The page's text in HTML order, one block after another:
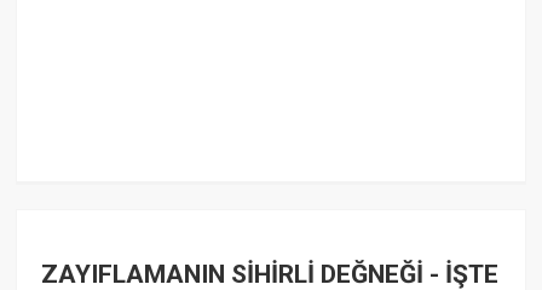
ZAYIFLAMANIN SİHİRLİ DEĞNEĞİ - İŞTE